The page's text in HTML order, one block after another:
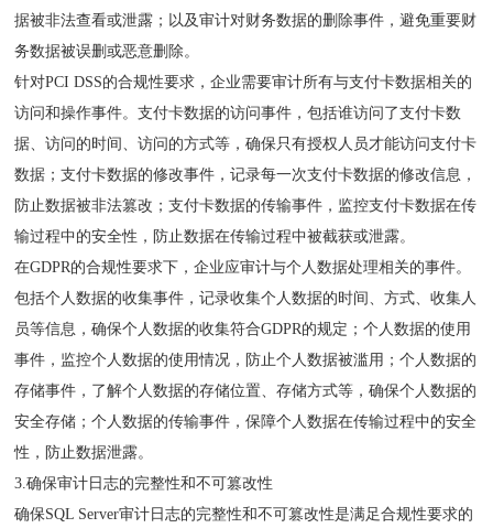
据被非法查看或泄露；以及审计对财务数据的删除事件，避免重要财
务数据被误删或恶意删除。
针对PCI DSS的合规性要求，企业需要审计所有与支付卡数据相关的
访问和操作事件。支付卡数据的访问事件，包括谁访问了支付卡数
据、访问的时间、访问的方式等，确保只有授权人员才能访问支付卡
数据；支付卡数据的修改事件，记录每一次支付卡数据的修改信息，
防止数据被非法篡改；支付卡数据的传输事件，监控支付卡数据在传
输过程中的安全性，防止数据在传输过程中被截获或泄露。
在GDPR的合规性要求下，企业应审计与个人数据处理相关的事件。
包括个人数据的收集事件，记录收集个人数据的时间、方式、收集人
员等信息，确保个人数据的收集符合GDPR的规定；个人数据的使用
事件，监控个人数据的使用情况，防止个人数据被滥用；个人数据的
存储事件，了解个人数据的存储位置、存储方式等，确保个人数据的
安全存储；个人数据的传输事件，保障个人数据在传输过程中的安全
性，防止数据泄露。
3.确保审计日志的完整性和不可篡改性
确保SQL Server审计日志的完整性和不可篡改性是满足合规性要求的